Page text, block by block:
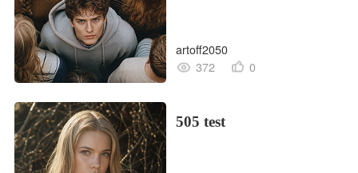
artoff2050
372
0
505 test